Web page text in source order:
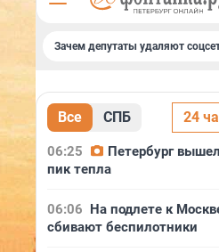
Зачем депутаты удаляют
Все СПБ 24
06:25
Петербург
пик тепла
06:06 На подлете к
сбивают беспилотники